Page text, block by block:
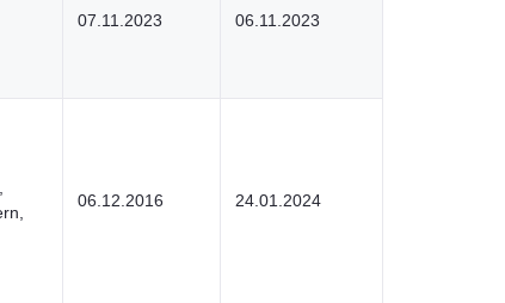
07.11.2023 06.11.2023
06.12.2016 24.01.2024